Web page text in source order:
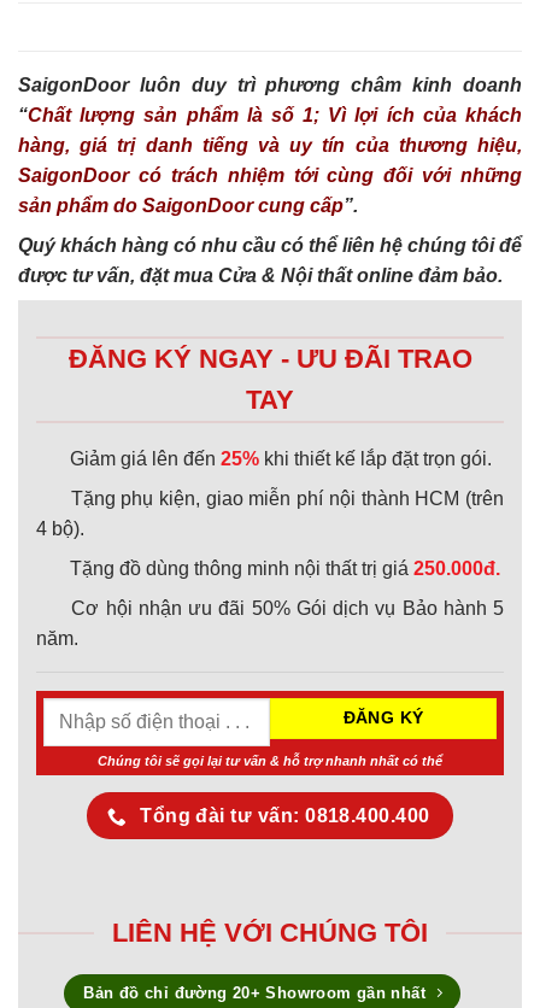
SaigonDoor luôn duy trì phương châm kinh doanh
“Chất lượng sản phẩm là số 1; Vì lợi ích của khách
hàng, giá trị danh tiếng và uy tín của thương hiệu,
SaigonDoor có trách nhiệm tới cùng đối với những
sản phẩm do SaigonDoor cung cấp”.
Quý khách hàng có nhu cầu có thể liên hệ chúng tôi để
được tư vấn, đặt mua Cửa & Nội thất online đảm bảo.
ĐĂNG KÝ NGAY - ƯU ĐÃI TRAO
TAY
Giảm giá lên đến 25% khi thiết kế lắp đặt trọn gói.
Tặng phụ kiện, giao miễn phí nội thành HCM (trên
4 bộ).
Tặng đồ dùng thông minh nội thất trị giá 250.000đ.
Cơ hội nhận ưu đãi 50% Gói dịch vụ Bảo hành 5
năm.
Chúng tôi sẽ gọi lại tư vấn & hỗ trợ nhanh nhất có thể
Tổng đài tư vấn: 0818.400.400
LIÊN HỆ VỚI CHÚNG TÔI
Bản đồ chỉ đường 20+ Showroom gần nhất